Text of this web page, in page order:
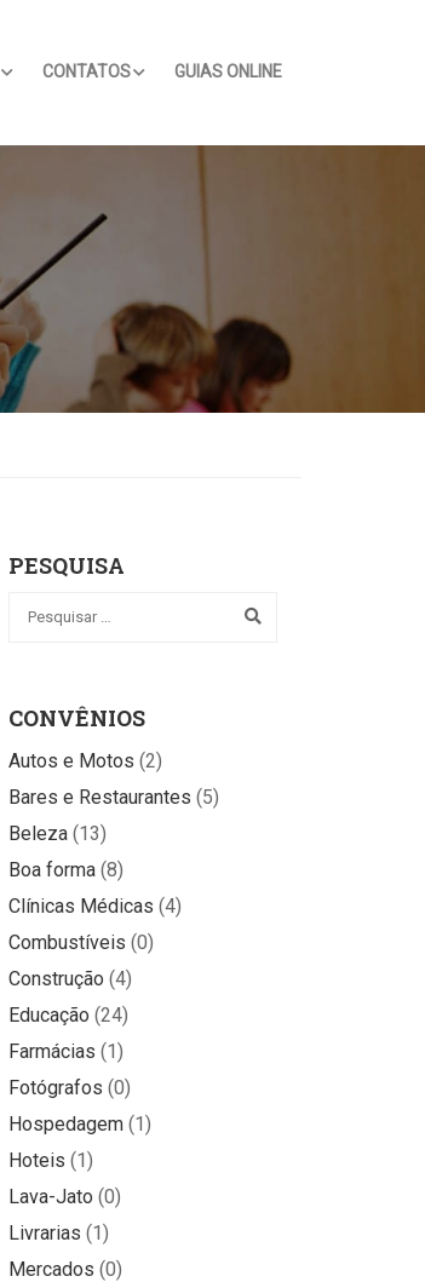
CONTATOS GUIAS ONLINE
PESQUISA
CONVÊNIOS
Autos e Motos (2)
Bares e Restaurantes (5)
Beleza(13)
Boa forma(8)
Clínicas Médicas (4)
Combustíveis (0)
Construção (4)
Educação (24)
Farmácias (1)
Fotógrafos (0)
Hospedagem(1)
Hoteis (1)
Lava-Jato (0)
Livrarias (1)
Mercados (0)